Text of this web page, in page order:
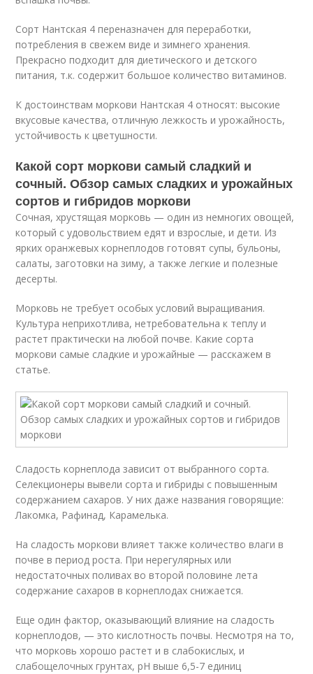
Сорт Нантская 4 переназначен для переработки,
потребления в свежем виде и зимнего хранения.
Прекрасно подходит для диетического и детского
питания, т.к. содержит большое количество витаминов.
К достоинствам моркови Нантская 4 относят: высокие
вкусовые качества, отличную лежкость и урожайность,
устойчивость к цветушности.
Какой сорт моркови самый сладкий и
сочный. Обзор самых сладких и урожайных
сортов и гибридов моркови
Сочная, хрустящая морковь — один из немногих овощей,
который с удовольствием едят и взрослые, и дети. Из
ярких оранжевых корнеплодов готовят супы, бульоны,
салаты, заготовки на зиму, а также легкие и полезные
десерты.
Морковь не требует особых условий выращивания.
Культура неприхотлива, нетребовательна к теплу и
растет практически на любой почве. Какие сорта
моркови самые сладкие и урожайные — расскажем в
статье.
Сладость корнеплода зависит от выбранного сорта.
Селекционеры вывели сорта и гибриды с повышенным
содержанием сахаров. У них даже названия говорящие:
Лакомка, Рафинад, Карамелька.
На сладость моркови влияет также количество влаги в
почве в период роста. При нерегулярных или
недостаточных поливах во второй половине лета
содержание сахаров в корнеплодах снижается.
Еще один фактор, оказывающий влияние на сладость
корнеплодов, — это кислотность почвы. Несмотря на то,
что морковь хорошо растет и в слабокислых, и
слабощелочных грунтах, pH выше 6,5-7 единиц